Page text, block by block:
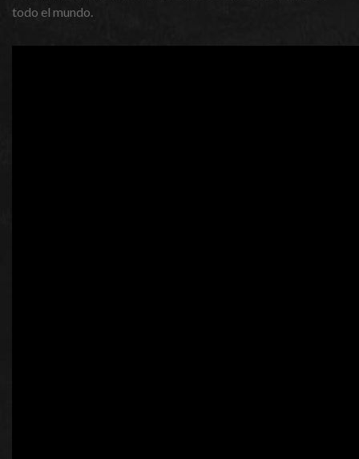
todo el mundo.